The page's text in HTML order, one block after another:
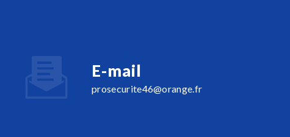
E-mail
prosecurite46@orange.fr